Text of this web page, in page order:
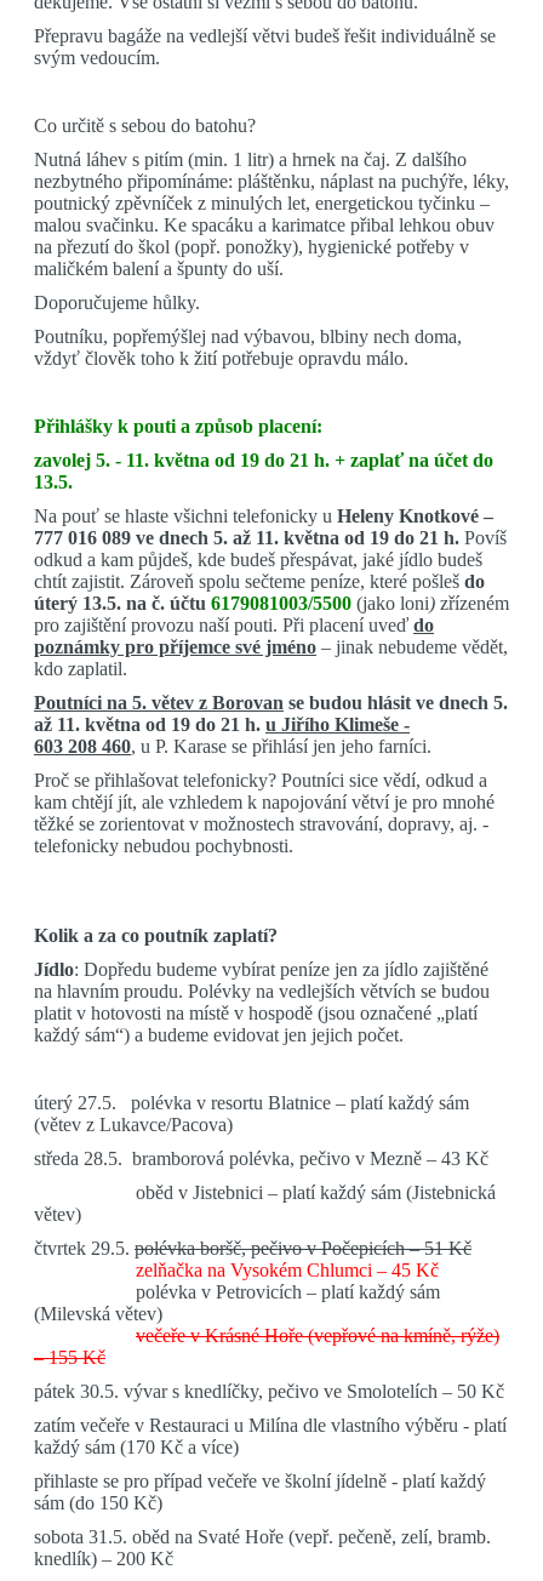
Přepravu bagáže na vedlejší větvi budeš řešit individuálně se
svým vedoucím.
Co určitě s sebou do batohu?
Nutná láhev s pitím (min. 1 litr) a hrnek na čaj. Z dalšího
nezbytného připomínáme: pláštěnku, náplast na puchýře, léky,
poutnický zpěvníček z minulých let, energetickou tyčinku –
malou svačinku. Ke spacáku a karimatce přibal lehkou obuv
na přezutí do škol (popř. ponožky), hygienické potřeby v
maličkém balení a špunty do uší.
Doporučujeme hůlky.
Poutníku, popřemýšlej nad výbavou, blbiny nech doma,
vždyť člověk toho k žití potřebuje opravdu málo.
Přihlášky k pouti a způsob placení:
zavolej 5. - 11. května od 19 do 21 h. + zaplať na účet do
13.5.
Na pouť se hlaste všichni telefonicky u Heleny Knotkové –
777 016 089 ve dnech 5. až 11. května od 19 do 21 h. Povíš
odkud a kam půjdeš, kde budeš přespávat, jaké jídlo budeš
chtít zajistit. Zároveň spolu sečteme peníze, které pošleš do
úterý 13.5. na č. účtu 6179081003/5500 (jako loni) zřízeném
pro zajištění provozu naší pouti. Při placení uveď do
poznámky pro příjemce své jméno – jinak nebudeme vědět,
kdo zaplatil.
Poutníci na 5. větev z Borovan se budou hlásit ve dnech 5.
až 11. května od 19 do 21 h. u Jiřího Klimeše -
603 208 460, u P. Karase se přihlásí jen jeho farníci.
Proč se přihlašovat telefonicky? Poutníci sice vědí, odkud a
kam chtějí jít, ale vzhledem k napojování větví je pro mnohé
těžké se zorientovat v možnostech stravování, dopravy, aj. -
telefonicky nebudou pochybnosti.
Kolik a za co poutník zaplatí?
Jídlo: Dopředu budeme vybírat peníze jen za jídlo zajištěné
na hlavním proudu. Polévky na vedlejších větvích se budou
platit v hotovosti na místě v hospodě (jsou označené „platí
každý sám“) a budeme evidovat jen jejich počet.
úterý 27.5. polévka v resortu Blatnice – platí každý sám
(větev z Lukavce/Pacova)
středa 28.5. bramborová polévka, pečivo v Mezně – 43 Kč
oběd v Jistebnici – platí každý sám (Jistebnická
větev)
čtvrtek 29.5. polévka boršč, pečivo v Počepicích – 51 Kč
zelňačka na Vysokém Chlumci – 45 Kč
polévka v Petrovicích – platí každý sám
(Milevská větev)
večeře v Krásné Hoře (vepřové na kmíně, rýže)
– 155 Kč
pátek 30.5. vývar s knedlíčky, pečivo ve Smolotelích – 50 Kč
zatím večeře v Restauraci u Milína dle vlastního výběru - platí
každý sám (170 Kč a více)
přihlaste se pro případ večeře ve školní jídelně - platí každý
sám (do 150 Kč)
sobota 31.5. oběd na Svaté Hoře (vepř. pečeně, zelí, bramb.
knedlík) – 200 Kč